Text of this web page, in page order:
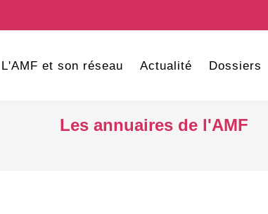
L'AMF et son réseau Actualité Dossiers
Les annuaires de l'AMF